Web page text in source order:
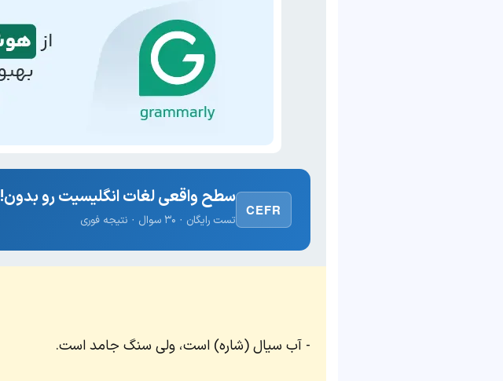
CEFR
سطح واقعی لغات انگلیسیت رو بدون!
تست رایگان · ۳۰ سوال · نتیجه فوری
آب سیال (شاره) است، ولی سنگ جامد است.